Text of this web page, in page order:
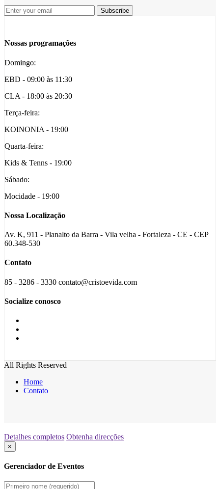
Nossas programações
Domingo:
EBD - 09:00 às 11:30
CLA - 18:00 às 20:30
Terça-feira:
KOINONIA - 19:00
Quarta-feira:
Kids & Tenns - 19:00
Sábado:
Mocidade - 19:00
Nossa Localização
Av. K, 911 - Planalto da Barra - Vila velha - Fortaleza - CE - CEP
60.348-530
Contato
85 - 3286 - 3330 contato@cristoevida.com
Socialize conosco
All Rights Reserved
Home
Contato
Detalhes completos Obtenha direcções
×
Gerenciador de Eventos